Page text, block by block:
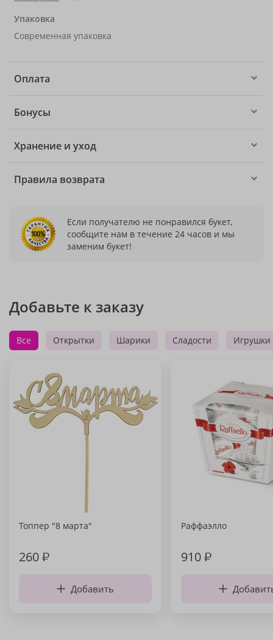
Упаковка
Современная упаковка
Оплата
Бонусы
Хранение и уход
Правила возврата
Если получателю не понравился букет,
сообщите нам в течение 24 часов и мы
заменим букет!
Добавьте к заказу
Все Открытки Шарики Сладости Игрушки
Топпер "8 марта"
260₽
Добавить
Раффаэлло
910₽